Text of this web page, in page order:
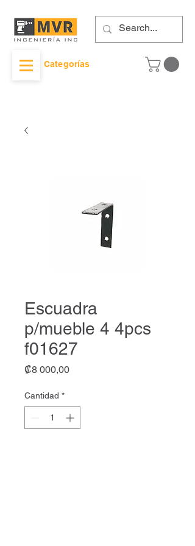
Categorías
Escuadra
p/mueble 4 4pcs
f01627
₡8 000,00Precio
Cantidad *